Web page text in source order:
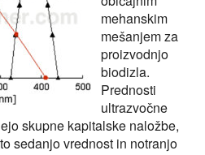
mehanskim
mešanjem za
proizvodnjo
biodizla.
Prednosti
ultrazvočne
skupne kapitalske naložbe,
sedanjo vrednost in notranjo